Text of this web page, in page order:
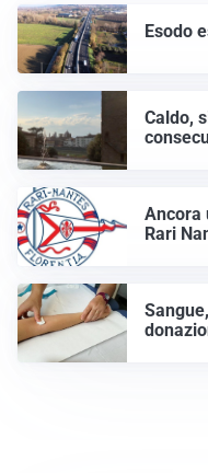
Esodo
Caldo,
Ancora
Rari